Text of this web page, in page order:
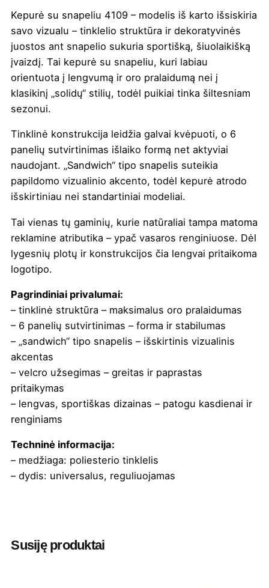
Kepurė su snapeliu 4109 – modelis iš karto išsiskiria
savo vizualu – tinklelio struktūra ir dekoratyvinės
juostos ant snapelio sukuria sportišką, šiuolaikišką
įvaizdį. Tai kepurė su snapeliu, kuri labiau
orientuota į lengvumą ir oro pralaidumą nei į
klasikinį „solidų“ stilių, todėl puikiai tinka šiltesniam
sezonui.
Tinklinė konstrukcija leidžia galvai kvėpuoti, o 6
panelių sutvirtinimas išlaiko formą net aktyviai
naudojant. „Sandwich“ tipo snapelis suteikia
papildomo vizualinio akcento, todėl kepurė atrodo
išskirtiniau nei standartiniai modeliai.
Tai vienas tų gaminių, kurie natūraliai tampa matoma
reklamine atributika – ypač vasaros renginiuose. Dėl
lygesnių plotų ir konstrukcijos čia lengvai pritaikoma
logotipo.
Pagrindiniai privalumai:
– tinklinė struktūra – maksimalus oro pralaidumas
– 6 panelių sutvirtinimas – forma ir stabilumas
– „sandwich“ tipo snapelis – išskirtinis vizualinis
akcentas
– velcro užsegimas – greitas ir paprastas
pritaikymas
– lengvas, sportiškas dizainas – patogu kasdienai ir
renginiams
Techninė informacija:
– medžiaga: poliesterio tinklelis
– dydis: universalus, reguliuojamas
Minimalus
15 vnt
Susiję produktai